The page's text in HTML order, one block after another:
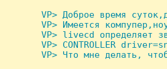
VP> Доброе время
VP> Имеется
VP> livecd определяет
VP> CONTROLLER
VP> Что мне делать,